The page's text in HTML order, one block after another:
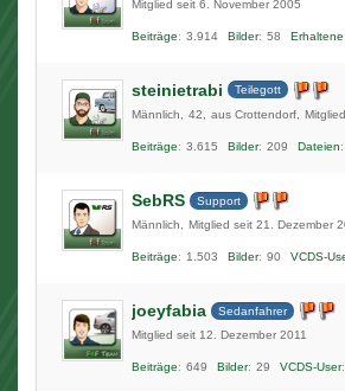
Mitglied seit 6. November 2005
Beiträge 3.914 Bilder 58
steinietrabi
Teilegott
Männlich
42 aus Crottendorf
Beiträge 3.615 Bilder 209 Dateien
SebRS
Support
Männlich
Mitglied seit 21. Dezember
Beiträge 1.503 Bilder 90 VCDS-
joeyfabia
Sedanfahrer
Mitglied seit 12. Dezember 2011
Beiträge 649 Bilder 29 VCDS-User